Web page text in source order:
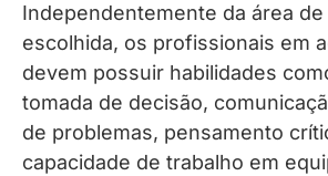
Independentemente da área de
escolhida, os profissionais em
devem possuir habilidades
tomada de decisão,
de problemas, pensamento
capacidade de trabalho em